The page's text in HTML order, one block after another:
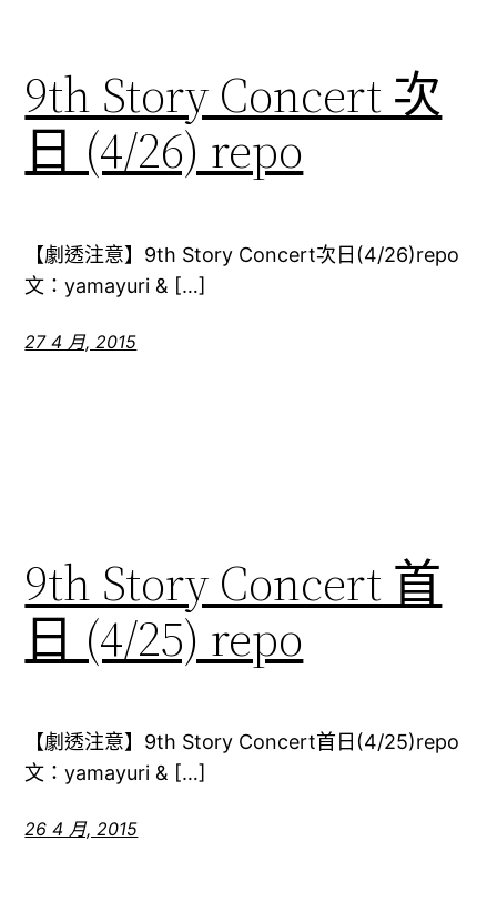
9th Story Concert 次
日 (4/26) repo
【劇透注意】9th Story Concert次日(4/26)repo
文：yamayuri & […]
27 4 月, 2015
9th Story Concert 首
日 (4/25) repo
【劇透注意】9th Story Concert首日(4/25)repo
文：yamayuri & […]
26 4 月, 2015